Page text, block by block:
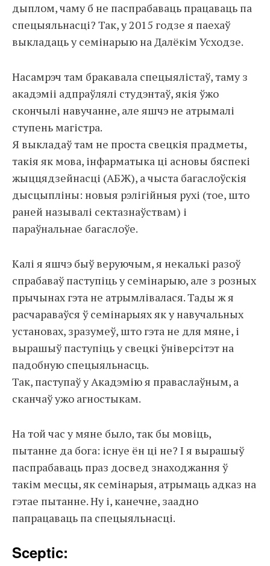
дыплом, чаму б не паспрабаваць працаваць па
спецыяльнасці? Так, у 2015 годзе я паехаў
выкладаць у семінарыю на Далёкім Усходзе.
Насамрэч там бракавала спецыялістаў, таму з
акадэміі адпраўлялі студэнтаў, якія ўжо
скончылі навучанне, але яшчэ не атрымалі
ступень магістра.
Я выкладаў там не проста свецкія прадметы,
такія як мова, інфарматыка ці асновы бяспекі
жыццядзейнасці (АБЖ), а чыста багаслоўскія
дысцыпліны: новыя рэлігійныя рухі (тое, што
раней называлі сектазнаўствам) і
параўнальнае багаслоўе.
Калі я яшчэ быў веруючым, я некалькі разоў
спрабаваў паступіць у семінарыю, але з розных
прычынах гэта не атрымлівалася. Тады ж я
расчараваўся ў семінарыях як у навучальных
установах, зразумеў, што гэта не для мяне, і
вырашыў паступіць у свецкі ўніверсітэт на
падобную спецыяльнасць.
Так, паступаў у Акадэмію я праваслаўным, а
сканчаў ужо агностыкам.
На той час у мяне было, так бы мовіць,
пытанне да бога: існуе ён ці не? І я вырашыў
паспрабаваць праз досвед знаходжання ў
такім месцы, як семінарыя, атрымаць адказ на
гэтае пытанне. Ну і, канечне, заадно
папрацаваць па спецыяльнасці.
Sceptic: